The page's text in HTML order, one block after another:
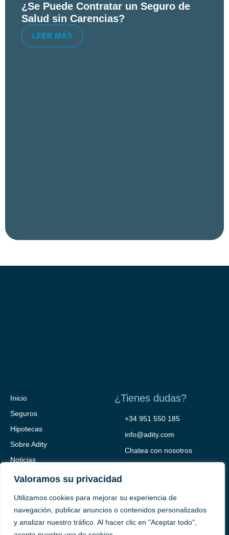
Valoramos su privacidad
Utilizamos cookies para mejorar su experiencia de
navegación, publicar anuncios o contenidos personalizados
y analizar nuestro tráfico. Al hacer clic en "Aceptar todo",
¿Se Puede Contratar un Seguro de
Salud sin Carencias?
LEER MÁS
Inicio
Seguros
Hipotecas
Sobre Adity
Noticias
Contacto
¿Tienes dudas?
+34 951 550 185
info@adity.com
Chatea con nosotros